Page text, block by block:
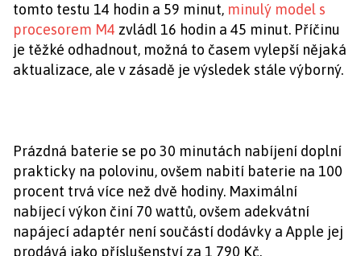
tomto testu 14 hodin a 59 minut, minulý model s
procesorem M4 zvládl 16 hodin a 45 minut. Příčinu
je těžké odhadnout, možná to časem vylepší nějaká
aktualizace, ale v zásadě je výsledek stále výborný.
Prázdná baterie se po 30 minutách nabíjení doplní
prakticky na polovinu, ovšem nabití baterie na 100
procent trvá více než dvě hodiny. Maximální
nabíjecí výkon činí 70 wattů, ovšem adekvátní
napájecí adaptér není součástí dodávky a Apple jej
prodává jako příslušenství za 1 790 Kč.